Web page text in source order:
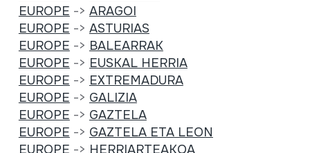
EUROPE -> ARAGOI
EUROPE -> ASTURIAS
EUROPE -> BALEARRAK
EUROPE -> EUSKAL HERRIA
EUROPE -> EXTREMADURA
EUROPE -> GALIZIA
EUROPE -> GAZTELA
EUROPE -> GAZTELA ETA LEON
EUROPE -> HERRIARTEAKOA